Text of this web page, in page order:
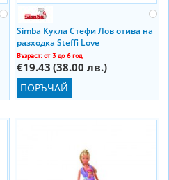
Simba Кукла Стефи Лов отива на
разходка Steffi Love
Възраст: от 3 до 6 год.
€19.43 (38.00 лв.)
ПОРЪЧАЙ